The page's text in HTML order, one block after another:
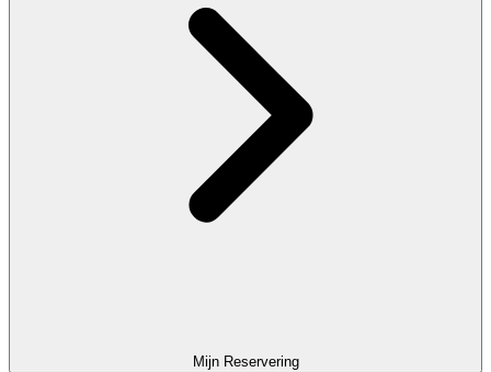
Mijn Reservering